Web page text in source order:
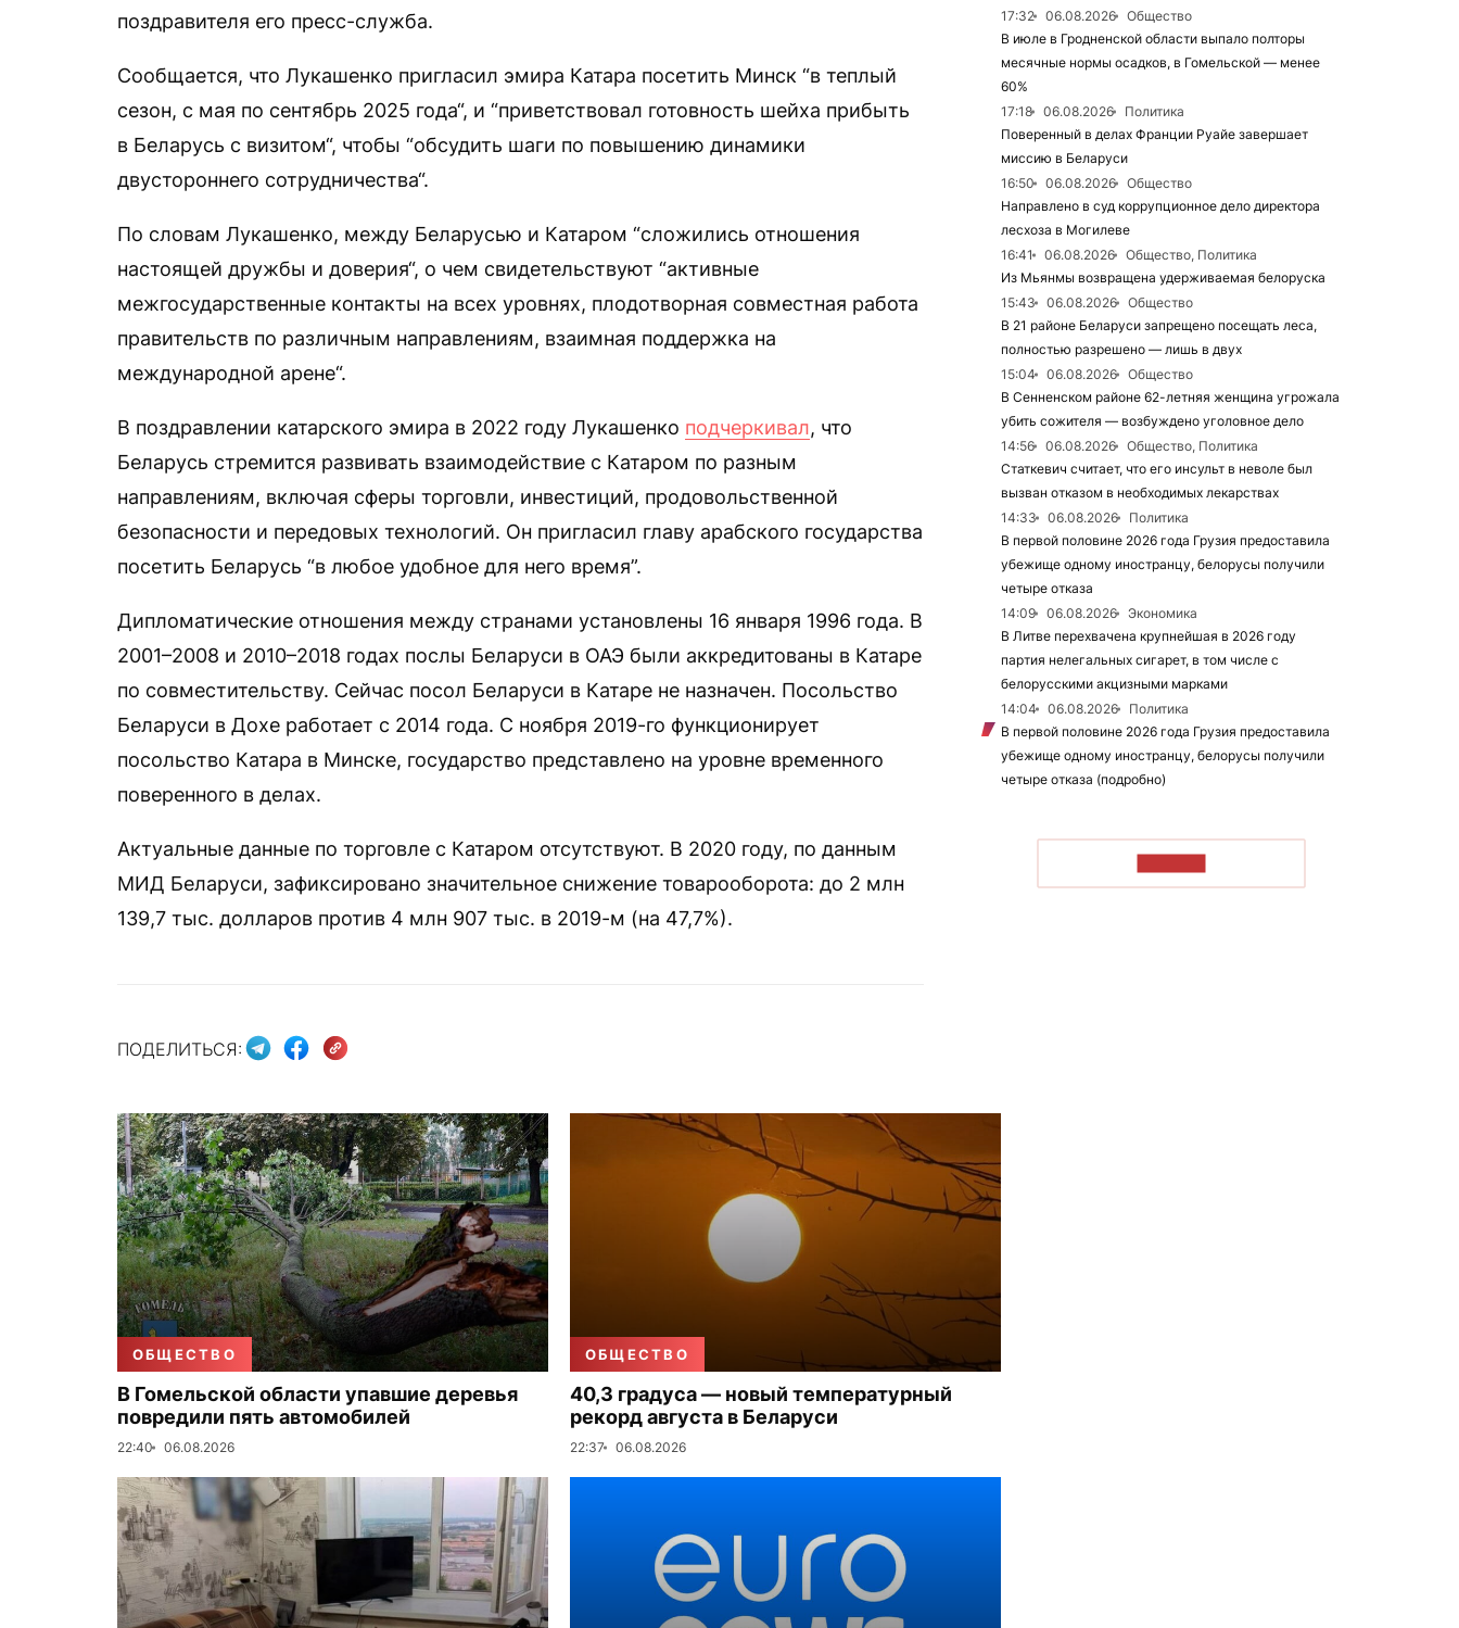
поздравителя его пресс-служба.
Сообщается, что Лукашенко пригласил эмира Катара посетить Минск “в теплый
сезон, с мая по сентябрь 2025 года“, и “приветствовал готовность шейха прибыть
в Беларусь с визитом“, чтобы “обсудить шаги по повышению динамики
двустороннего сотрудничества“.
По словам Лукашенко, между Беларусью и Катаром “сложились отношения
настоящей дружбы и доверия“, о чем свидетельствуют “активные
межгосударственные контакты на всех уровнях, плодотворная совместная работа
правительств по различным направлениям, взаимная поддержка на
международной арене“.
В поздравлении катарского эмира в 2022 году Лукашенко подчеркивал, что
Беларусь стремится развивать взаимодействие с Катаром по разным
направлениям, включая сферы торговли, инвестиций, продовольственной
безопасности и передовых технологий. Он пригласил главу арабского государства
посетить Беларусь “в любое удобное для него время”.
Дипломатические отношения между странами установлены 16 января 1996 года. В
2001–2008 и 2010–2018 годах послы Беларуси в ОАЭ были аккредитованы в Катаре
по совместительству. Сейчас посол Беларуси в Катаре не назначен. Посольство
Беларуси в Дохе работает с 2014 года. С ноября 2019-го функционирует
посольство Катара в Минске, государство представлено на уровне временного
поверенного в делах.
Актуальные данные по торговле с Катаром отсутствуют. В 2020 году, по данным
МИД Беларуси, зафиксировано значительное снижение товарооборота: до 2 млн
139,7 тыс. долларов против 4 млн 907 тыс. в 2019-м (на 47,7%).
ПОДЕЛИТЬСЯ:
ОБЩЕСТВО
В Гомельской области упавшие деревья
повредили пять автомобилей
22:40 06.08.2026
ОБЩЕСТВО
40,3 градуса — новый температурный
рекорд августа в Беларуси
22:37 06.08.2026
17:32
06.08.2026
Общество
В июле в Гродненской области выпало полторы
месячные нормы осадков, в Гомельской — менее
60%
17:18
06.08.2026
Политика
Поверенный в делах Франции Руайе завершает
миссию в Беларуси
16:50
06.08.2026
Общество
Направлено в суд коррупционное дело директора
лесхоза в Могилеве
16:41
06.08.2026
Общество, Политика
Из Мьянмы возвращена удерживаемая белоруска
15:43
06.08.2026
Общество
В 21 районе Беларуси запрещено посещать леса,
полностью разрешено — лишь в двух
15:04
06.08.2026
Общество
В Сенненском районе 62-летняя женщина угрожала
убить сожителя — возбуждено уголовное дело
14:56
06.08.2026
Общество, Политика
Статкевич считает, что его инсульт в неволе был
вызван отказом в необходимых лекарствах
14:33
06.08.2026
Политика
В первой половине 2026 года Грузия предоставила
убежище одному иностранцу, белорусы получили
четыре отказа
14:09
06.08.2026
Экономика
В Литве перехвачена крупнейшая в 2026 году
партия нелегальных сигарет, в том числе с
белорусскими акцизными марками
14:04
06.08.2026
Политика
В первой половине 2026 года Грузия предоставила
убежище одному иностранцу, белорусы получили
четыре отказа (подробно)